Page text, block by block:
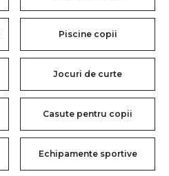
Piscine copii
Jocuri de curte
Casute pentru copii
Echipamente sportive